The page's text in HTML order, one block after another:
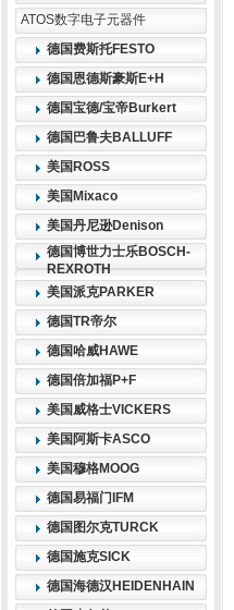
ATOS数字电子元器件
德国费斯托FESTO
德国恩德斯豪斯E+H
德国宝德/宝帝Burkert
德国巴鲁夫BALLUFF
美国ROSS
美国Mixaco
美国丹尼逊Denison
德国博世力士乐BOSCH-
REXROTH
美国派克PARKER
德国TR帝尔
德国哈威HAWE
德国倍加福P+F
美国威格士VICKERS
美国阿斯卡ASCO
美国穆格MOOG
德国易福门IFM
德国图尔克TURCK
德国施克SICK
德国海德汉HEIDENHAIN